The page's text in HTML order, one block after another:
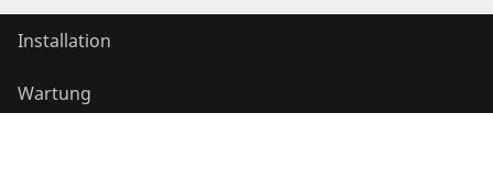
Installation
Wartung